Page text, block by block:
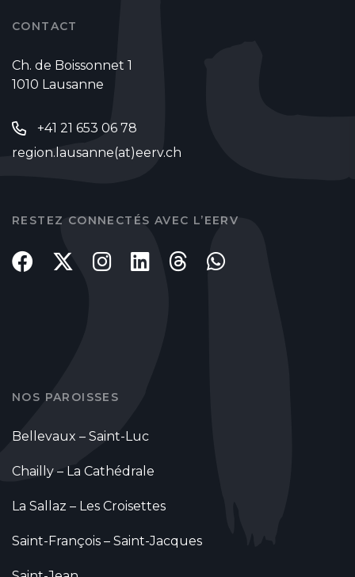
CONTACT
Ch. de Boissonnet 1
1010 Lausanne
+41 21 653 06 78
region.lausanne(at)eerv.ch
RESTEZ CONNECTÉS AVEC L’EERV
NOS PAROISSES
Bellevaux – Saint-Luc
Chailly – La Cathédrale
La Sallaz – Les Croisettes
Saint-François – Saint-Jacques